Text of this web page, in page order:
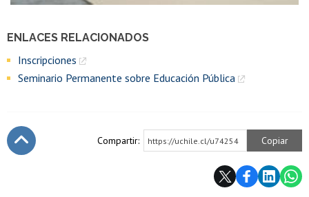
ENLACES RELACIONADOS
Inscripciones
Seminario Permanente sobre Educación Pública
Compartir: https://uchile.cl/u74254 Copiar